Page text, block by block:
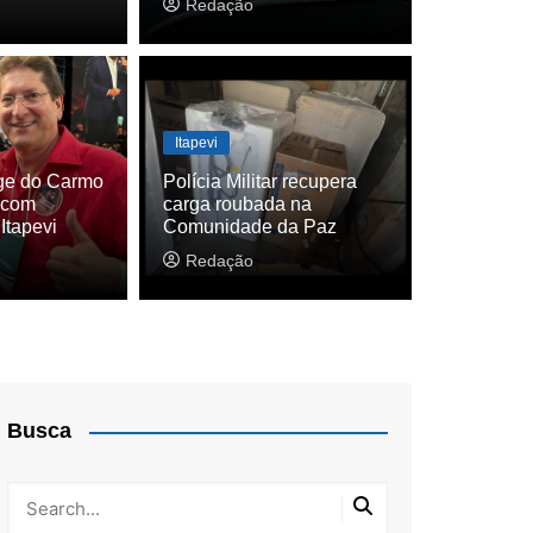
oferece faculdade pública gratuita e
Redação
do Carmo
Itapevi
Polícia Militar recupera
carga roubada na
Comunidade da Paz
Redação
Busca